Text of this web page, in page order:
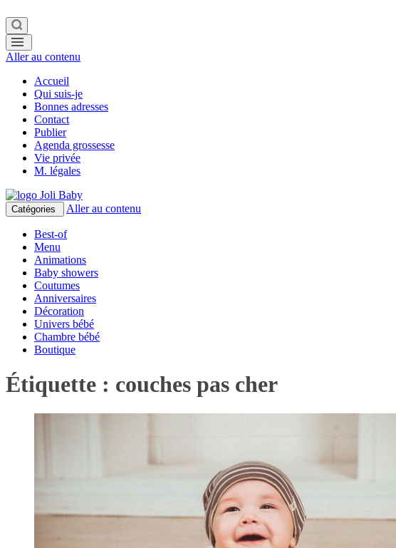
Aller au contenu
Accueil
Qui suis-je
Bonnes adresses
Contact
Publier
Agenda grossesse
Vie privée
M. légales
Catégories Aller au contenu
Best-of
Menu
Animations
Baby showers
Coutumes
Anniversaires
Décoration
Univers bébé
Chambre bébé
Boutique
Étiquette : couches pas cher